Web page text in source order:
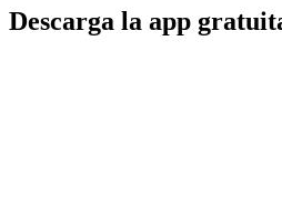
Descarga la app